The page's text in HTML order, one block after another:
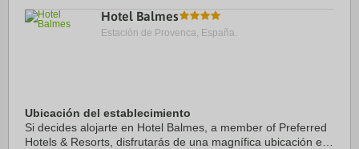
Hotel Balmes
Estación de Provenca, España.
Ubicación del establecimiento
Si decides alojarte en Hotel Balmes, a member of Preferred
Hotels & Resorts, disfrutarás de una magnífica ubicación en